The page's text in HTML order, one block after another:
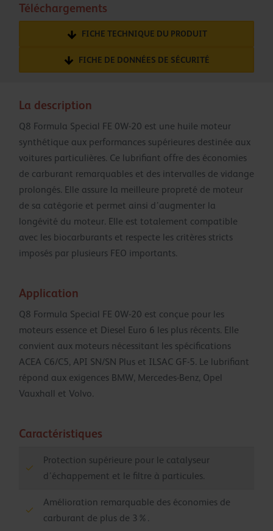
Téléchargements
FICHE TECHNIQUE DU PRODUIT
FICHE DE DONNÉES DE SÉCURITÉ
La description
Q8 Formula Special FE 0W-20 est une huile moteur
synthétique aux performances supérieures destinée aux
voitures particulières. Ce lubrifiant offre des économies
de carburant remarquables et des intervalles de vidange
prolongés. Elle assure la meilleure propreté de moteur
de sa catégorie et permet ainsi d’augmenter la
longévité du moteur. Elle est totalement compatible
avec les biocarburants et respecte les critères stricts
imposés par plusieurs FEO importants.
Application
Q8 Formula Special FE 0W-20 est conçue pour les
moteurs essence et Diesel Euro 6 les plus récents. Elle
convient aux moteurs nécessitant les spécifications
ACEA C6/C5, API SN/SN Plus et ILSAC GF-5. Le lubrifiant
répond aux exigences BMW, Mercedes-Benz, Opel
Vauxhall et Volvo.
Caractéristiques
Protection supérieure pour le catalyseur
d’échappement et le filtre à particules.
Amélioration remarquable des économies de
carburant de plus de 3%.